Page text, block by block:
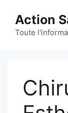
contenu
Action
Toute